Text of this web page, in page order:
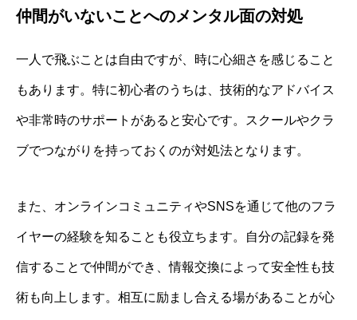
仲間がいないことへのメンタル面の対処
一人で飛ぶことは自由ですが、時に心細さを感じること
もあります。特に初心者のうちは、技術的なアドバイス
や非常時のサポートがあると安心です。スクールやクラ
ブでつながりを持っておくのが対処法となります。
また、オンラインコミュニティやSNSを通じて他のフラ
イヤーの経験を知ることも役立ちます。自分の記録を発
信することで仲間ができ、情報交換によって安全性も技
術も向上します。相互に励まし合える場があることが心